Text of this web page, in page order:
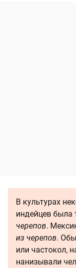
В культурах
индейцев была
черепов.
из черепов.
или частокол,
нанизывали